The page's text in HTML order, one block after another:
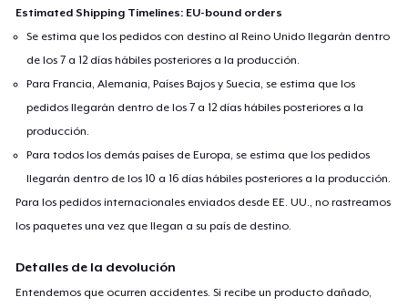
Estimated Shipping Timelines: EU-bound orders
Se estima que los pedidos con destino al Reino Unido llegarán dentro
de los 7 a 12 días hábiles posteriores a la producción.
Para Francia, Alemania, Países Bajos y Suecia, se estima que los
pedidos llegarán dentro de los 7 a 12 días hábiles posteriores a la
producción.
Para todos los demás países de Europa, se estima que los pedidos
llegarán dentro de los 10 a 16 días hábiles posteriores a la producción.
Para los pedidos internacionales enviados desde EE. UU., no rastreamos
los paquetes una vez que llegan a su país de destino.
Detalles de la devolución
Entendemos que ocurren accidentes. Si recibe un producto dañado,